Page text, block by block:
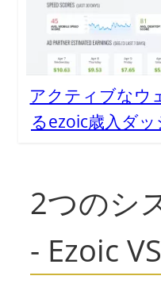
アクティブなウ
るezoic歳入ダ
2つのシ
- Ezoic